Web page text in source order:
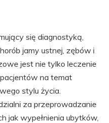
się diagnostyką,
jamy ustnej, zębów i
jest nie tylko leczenie
na temat
stylu życia.
za przeprowadzanie
jak wypełnienia ubytków,